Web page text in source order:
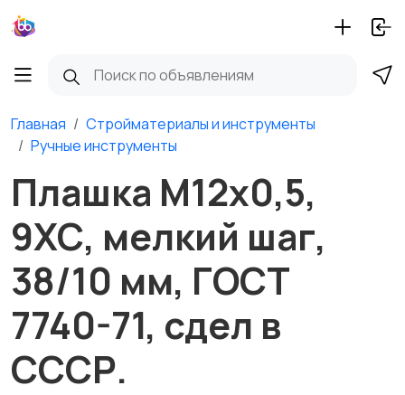
Главная
Стройматериалы и инструменты
Ручные инструменты
Плашка М12х0,5,
9ХС, мелкий шаг,
38/10 мм, ГОСТ
7740-71, сдел в
СССР.